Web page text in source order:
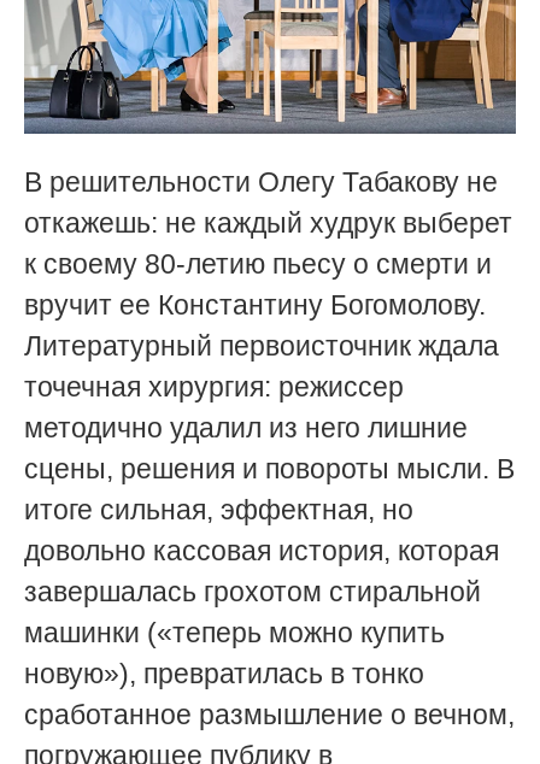
В решительности Олегу Табакову не
откажешь: не каждый худрук выберет
к своему 80-летию пьесу о смерти и
вручит ее Константину Богомолову.
Литературный первоисточник ждала
точечная хирургия: режиссер
методично удалил из него лишние
сцены, решения и повороты мысли. В
итоге сильная, эффектная, но
довольно кассовая история, которая
завершалась грохотом стиральной
машинки («теперь можно купить
новую»), превратилась в тонко
сработанное размышление о вечном,
погружающее публику в